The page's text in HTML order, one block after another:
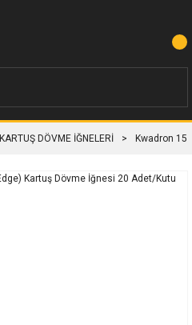
KARTUŞ DÖVME İĞNELERİ Kwadron 15